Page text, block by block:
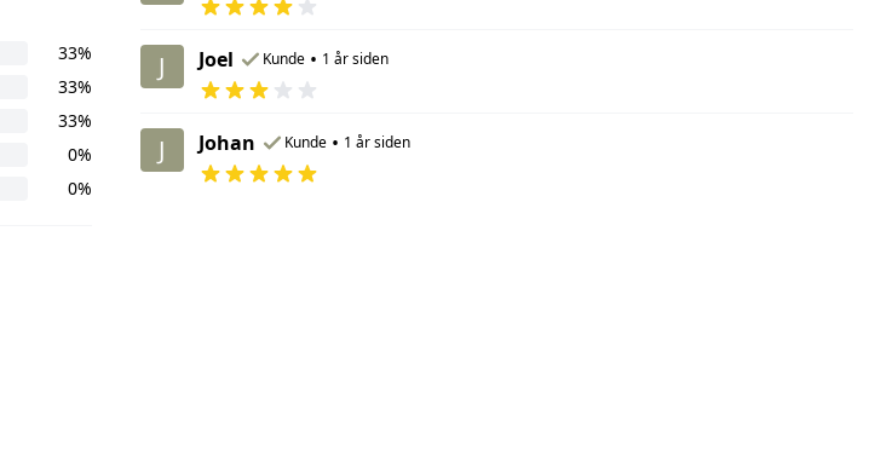
33%
33%
33%
0%
0%
J Joel Kunde • 1 år siden
J Johan Kunde • 1 år siden